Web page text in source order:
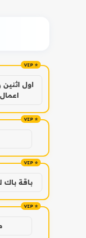
اول اثنين
اعمال
باقة باك